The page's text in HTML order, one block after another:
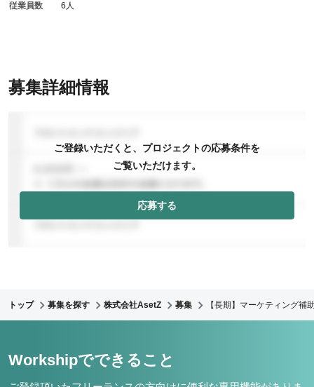
募集詳細情報
ご登録いただくと、プロジェクトの応募条件を
ご覧いただけます。
応募する
従業員数 6人
トップ 募集を探す 株式会社AsetZ 募集 【長期】マーケティング補
Workshipでできること